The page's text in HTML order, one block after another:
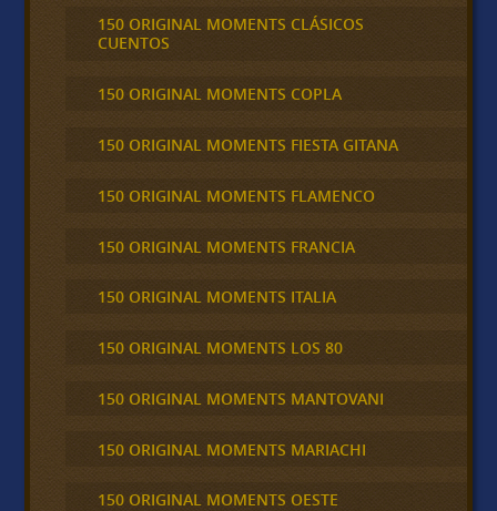
150 ORIGINAL MOMENTS CLÁSICOS
CUENTOS
150 ORIGINAL MOMENTS COPLA
150 ORIGINAL MOMENTS FIESTA GITANA
150 ORIGINAL MOMENTS FLAMENCO
150 ORIGINAL MOMENTS FRANCIA
150 ORIGINAL MOMENTS ITALIA
150 ORIGINAL MOMENTS LOS 80
150 ORIGINAL MOMENTS MANTOVANI
150 ORIGINAL MOMENTS MARIACHI
150 ORIGINAL MOMENTS OESTE